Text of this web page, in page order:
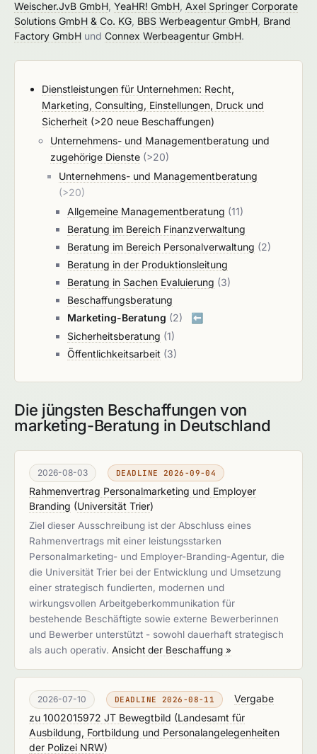
Weischer.JvB GmbH YeaHR! GmbH Axel Springer Corporate
Solutions GmbH & Co. KG BBS Werbeagentur GmbH Brand
Factory GmbH und Connex Werbeagentur GmbH.
Dienstleistungen für Unternehmen: Recht,
Marketing, Consulting, Einstellungen, Druck und
Sicherheit (>20 neue Beschaffungen)
Unternehmens- und Managementberatung und
zugehörige Dienste (>20)
Unternehmens- und Managementberatung
(>20)
Allgemeine Managementberatung (11)
Beratung im Bereich Finanzverwaltung
Beratung im Bereich Personalverwaltung (2)
Beratung in der Produktionsleitung
Beratung in Sachen Evaluierung (3)
Beschaffungsberatung
Marketing-Beratung (2) ⬅️
Sicherheitsberatung (1)
Öffentlichkeitsarbeit (3)
Die jüngsten Beschaffungen von
marketing-Beratung in Deutschland
2026-08-03 DEADLINE 2026-09-04
Rahmenvertrag Personalmarketing und Employer
Branding (Universität Trier)
Ziel dieser Ausschreibung ist der Abschluss eines
Rahmenvertrags mit einer leistungsstarken
Personalmarketing- und Employer-Branding-Agentur, die
die Universität Trier bei der Entwicklung und Umsetzung
einer strategisch fundierten, modernen und
wirkungsvollen Arbeitgeberkommunikation für
bestehende Beschäftigte sowie externe Bewerberinnen
und Bewerber unterstützt - sowohl dauerhaft strategisch
als auch operativ. Ansicht der Beschaffung »
2026-07-10 DEADLINE 2026-08-11
Vergabe
zu 1002015972 JT Bewegtbild (Landesamt für
Ausbildung, Fortbildung und Personalangelegenheiten
der Polizei NRW)